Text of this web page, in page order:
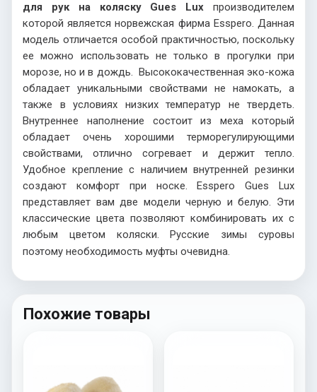
для рук на коляску Gues Lux
производителем
которой является норвежская фирма Esspero. Данная
модель отличается особой практичностью, поскольку
ее можно использовать не только в прогулки при
морозе, но и в дождь. Высококачественная эко-кожа
обладает уникальными свойствами не намокать, а
также в условиях низких температур не твердеть.
Внутреннее наполнение состоит из меха который
обладает очень хорошими терморегулирующими
свойствами, отлично согревает и держит тепло.
Удобное крепление с наличием внутренней резинки
создают комфорт при носке.Esspero Gues
Lux
представляет вам две модели черную и белую. Эти
классические цвета позволяют комбинировать их с
любым цветом коляски. Русские зимы суровы
поэтому необходимость муфты очевидна.
Похожие товары